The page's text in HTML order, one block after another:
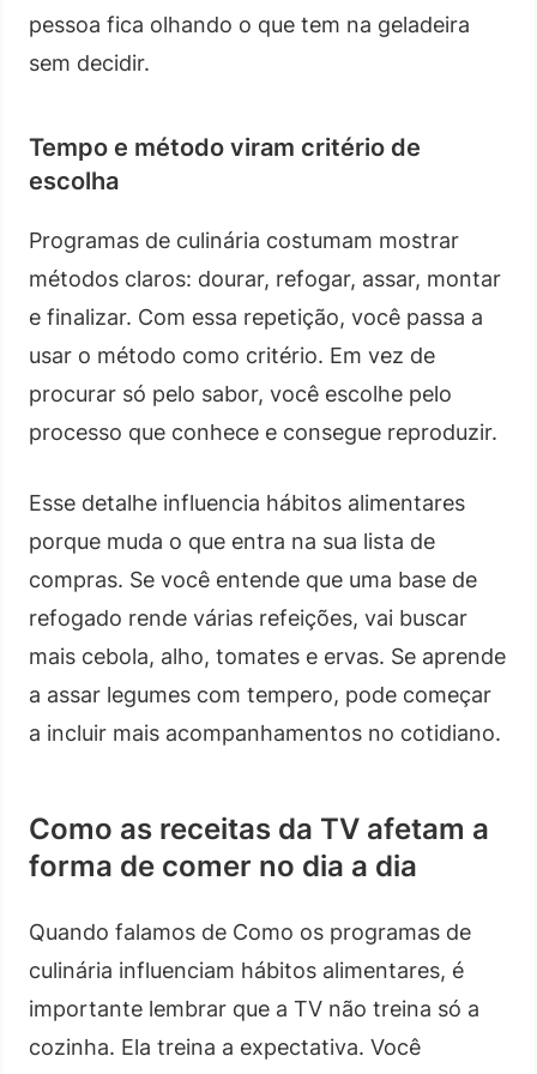
pessoa fica olhando o que tem na geladeira
sem decidir.
Tempo e método viram critério de
escolha
Programas de culinária costumam mostrar
métodos claros: dourar, refogar, assar, montar
e finalizar. Com essa repetição, você passa a
usar o método como critério. Em vez de
procurar só pelo sabor, você escolhe pelo
processo que conhece e consegue reproduzir.
Esse detalhe influencia hábitos alimentares
porque muda o que entra na sua lista de
compras. Se você entende que uma base de
refogado rende várias refeições, vai buscar
mais cebola, alho, tomates e ervas. Se aprende
a assar legumes com tempero, pode começar
a incluir mais acompanhamentos no cotidiano.
Como as receitas da TV afetam a
forma de comer no dia a dia
Quando falamos de Como os programas de
culinária influenciam hábitos alimentares, é
importante lembrar que a TV não treina só a
cozinha. Ela treina a expectativa. Você